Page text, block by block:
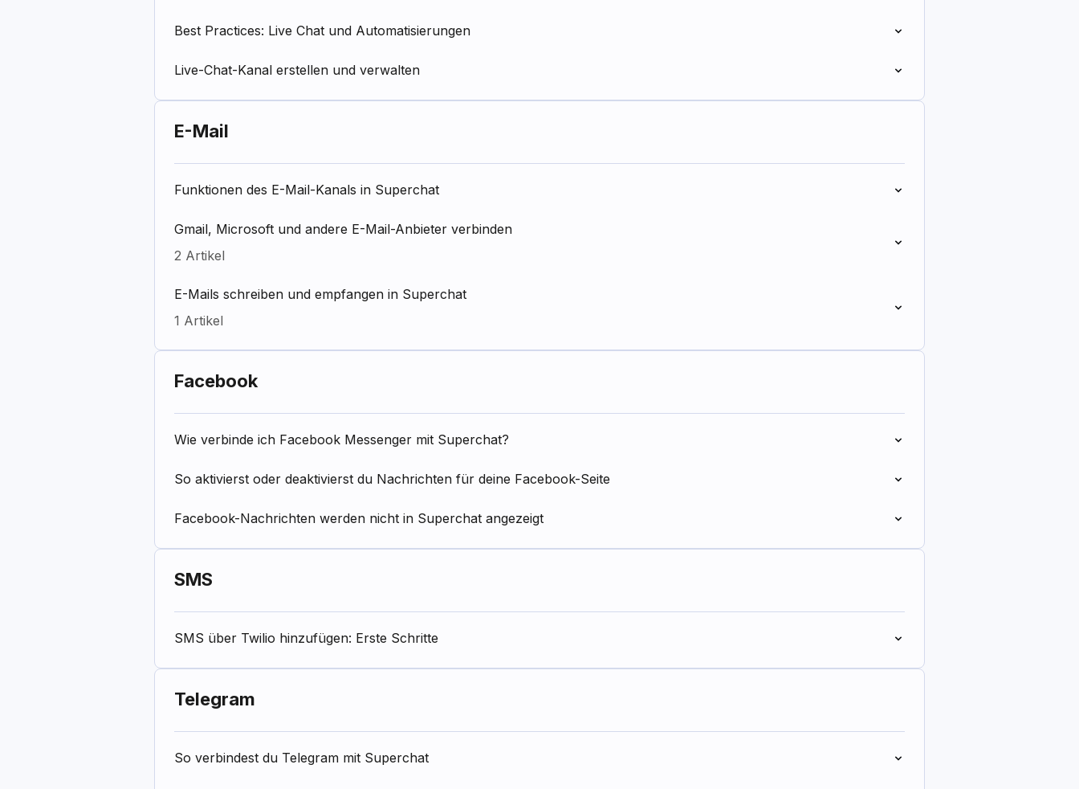
Best Practices: Live Chat und Automatisierungen
Live-Chat-Kanal erstellen und verwalten
E-Mail
Funktionen des E-Mail-Kanals in Superchat
Gmail, Microsoft und andere E-Mail-Anbieter verbinden
2 Artikel
E-Mails schreiben und empfangen in Superchat
1 Artikel
Facebook
Wie verbinde ich Facebook Messenger mit Superchat?
So aktivierst oder deaktivierst du Nachrichten für deine Facebook-Seite
Facebook-Nachrichten werden nicht in Superchat angezeigt
SMS
SMS über Twilio hinzufügen: Erste Schritte
Telegram
So verbindest du Telegram mit Superchat